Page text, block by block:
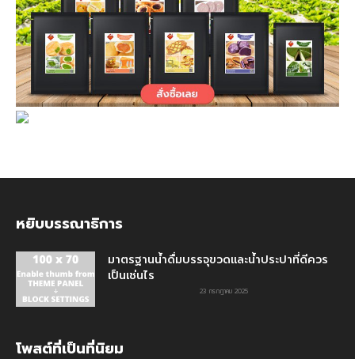
หยิบบรรณาธิการ
มาตรฐานน้ำดื่มบรรจุขวดและน้ำประปาที่ดีควร
เป็นเช่นไร
23 กรกฎาคม 2025
โพสต์ที่เป็นที่นิยม